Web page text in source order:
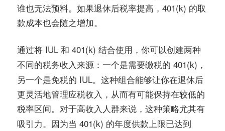
谁也无法预料。如果退休后税率提高，401(k) 的取
款成本也会随之增加。
通过将 IUL 和 401(k) 结合使用，你可以创建两种
不同的税务收入来源 ：一个是需要缴税的 401(k)，
另一个是免税的 IUL。这种组合能够让你在退休后
更灵活地管理应税收入，从而有可能保持在较低的
税率区间。对于高收入人群来说，这种策略尤其有
吸引力。因为当 401(k) 的年度供款上限已达到